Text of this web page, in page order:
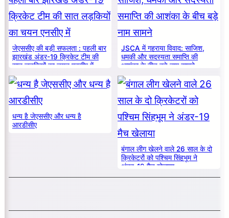
जेएससीए की बड़ी सफलता : पहली बार
झारखंड अंडर-19 क्रिकेट टीम की
सात लड़कियों का चयन एनसीए में
JSCA में गहराया विवाद: साजिश,
धमकी और सदस्यता समाप्ति की
आशंका के बीच बड़े नाम सामने
धन्य है जेएससीए और धन्य है
आरडीसीए
बंगाल लीग खेलने वाले 26 साल के दो
क्रिकेटरों को पश्चिम सिंहभूम ने
अंडर-19 मैच खेलाया